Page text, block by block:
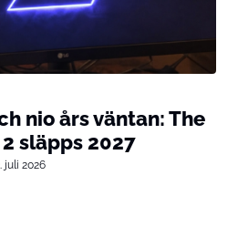
nio års väntan: The
släpps 2027
juli 2026